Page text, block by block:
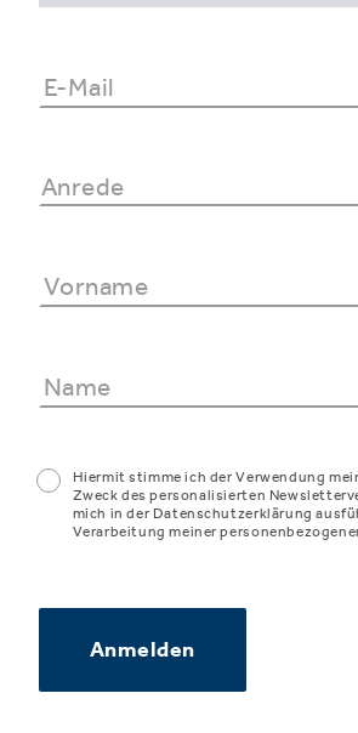
Hiermit stimme ich der Verwendung
Zweck des personalisierten
mich in der Datenschutzerklärung
Verarbeitung meiner
Anmelden